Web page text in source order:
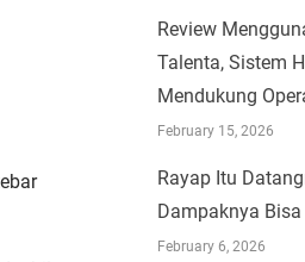
Review
Talenta, Sistem
Mendukung
February 15, 2026
Rayap Itu
Dampaknya
February 6, 2026